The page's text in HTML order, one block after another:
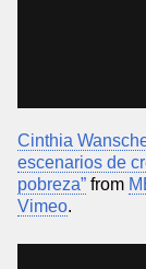
Cinthia
escenarios de
pobreza” from
Vimeo.